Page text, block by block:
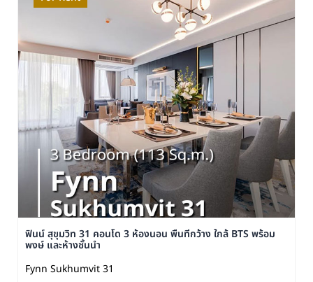
ฟินน์ สุขุมวิท 31 คอนโด 3 ห้องนอน พื้นที่กว้าง ใกล้ BTS พร้อม
พงษ์ และห้างชั้นนำ
Fynn Sukhumvit 31